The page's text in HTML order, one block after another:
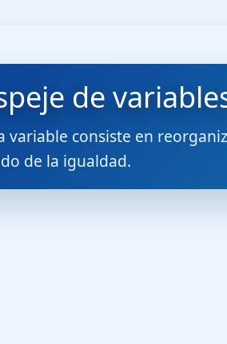
de
variable consiste en
de la igualdad.